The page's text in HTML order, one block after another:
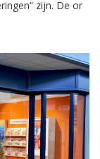
zijn. De or